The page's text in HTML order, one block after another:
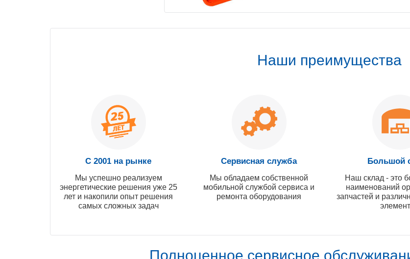
Наши преимущества
С 2001 на рынке
Мы успешно реализуем
энергетические решения уже 25
лет и накопили опыт решения
самых сложных задач
Сервисная служба
Мы обладаем собственной
мобильной службой сервиса и
ремонта оборудования
Большой
Наш склад - это
наименований
запчастей и
Полноценное сервисное